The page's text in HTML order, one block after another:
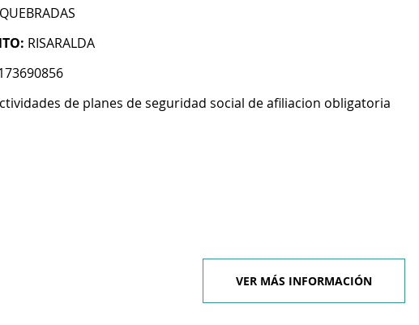
RISARALDA
de planes de seguridad social de afiliacion obligatoria
VER MÁS INFORMACIÓN